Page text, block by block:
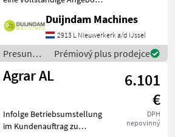
Inzeráty
schnell an auf unsere
Duijndam Machines
Website! Sie können uns
auch anrufen.Alle zu
Duijndam Machines
2913 L Nieuwerkerk a/d IJssel
Presun
materiálu
/ Sonstige
Prémiový plus prodejce
Agrar AL
6.101
€
DPH
nepovinný
Infolge Betriebsumstellung
im Kundenauftrag zu